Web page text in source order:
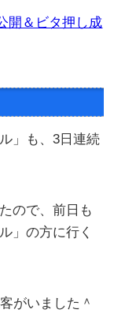
開＆ビタ押し成
」も、3日連続
ので、前日も
」の方に行く
がいました＾